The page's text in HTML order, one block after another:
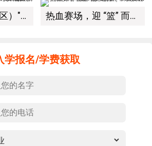
经开区（头屯河区）"3+10"公共就业服务进校园暨新疆新东方烹饪学校人才双选会+校企签约仪式圆满举行 热血赛场，迎 “篮” 而上｜新疆新东方烹饪学校篮球赛进行中！以技筑梦，乐享青春
学报名/学费获取